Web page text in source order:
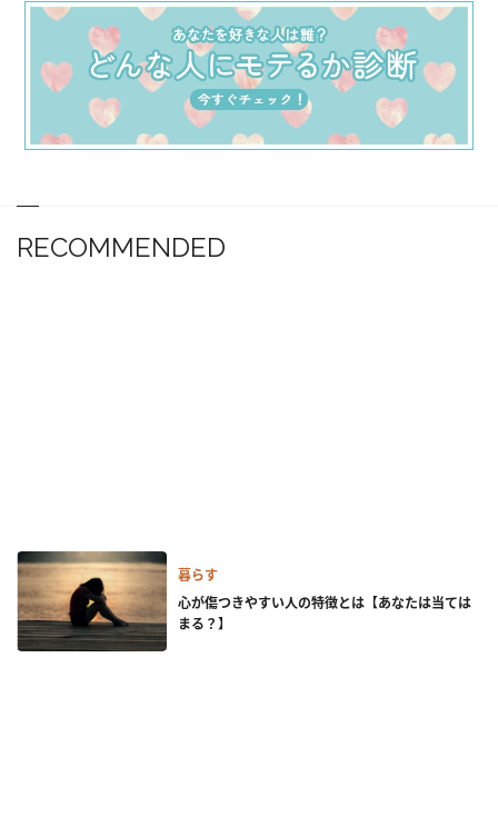
RECOMMENDED
暮らす
心が傷つきやすい人の特徴とは【あなたは当ては
まる？】